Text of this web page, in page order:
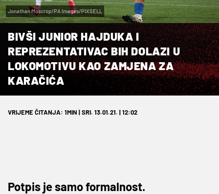
Jonathan Moscrop/PA Images/PIXSELL
BIVŠI JUNIOR HAJDUKA I
REPREZENTATIVAC BIH DOLAZI U
LOKOMOTIVU KAO ZAMJENA ZA
KARAČIĆA
VRIJEME ČITANJA: 1MIN | SRI. 13.01.21. | 12:02
Potpis je samo formalnost.